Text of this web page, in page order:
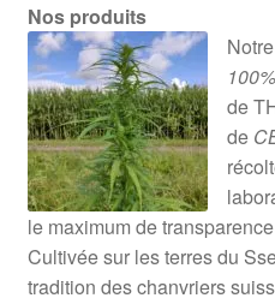
Nos produits
de
de
le maximum de
Cultivée sur les terres du
tradition des chanvriers